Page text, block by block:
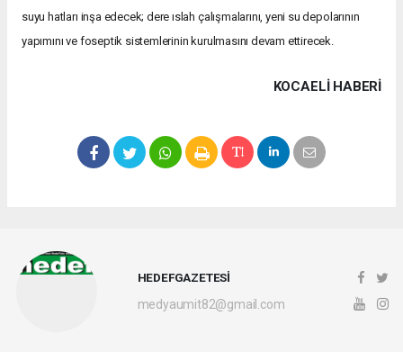
suyu hatları inşa edecek; dere ıslah çalışmalarını, yeni su depolarının
yapımını ve foseptik sistemlerinin kurulmasını devam ettirecek.
KOCAELI HABERİ
HEDEFGAZETESİ
medyaumit82@gmail.com